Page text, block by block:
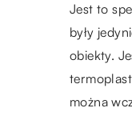
Jest to
były
obiekty.
można